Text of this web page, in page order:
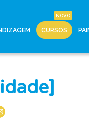
CURSOS